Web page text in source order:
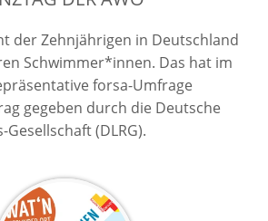
der Zehnjährigen in Deutschland
Schwimmer*innen. Das hat im
forsa-Umfrage
gegeben durch die Deutsche
(DLRG).